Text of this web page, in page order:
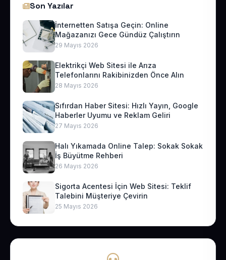
Son Yazılar
İnternetten Satışa Geçin: Online
Mağazanızı Gece Gündüz Çalıştırın
29 Mayıs 2026
Elektrikçi Web Sitesi ile Arıza
Telefonlarını Rakibinizden Önce Alın
28 Mayıs 2026
Sıfırdan Haber Sitesi: Hızlı Yayın, Google
Haberler Uyumu ve Reklam Geliri
27 Mayıs 2026
Halı Yıkamada Online Talep: Sokak Sokak
İş Büyütme Rehberi
26 Mayıs 2026
Sigorta Acentesi İçin Web Sitesi: Teklif
Talebini Müşteriye Çevirin
25 Mayıs 2026